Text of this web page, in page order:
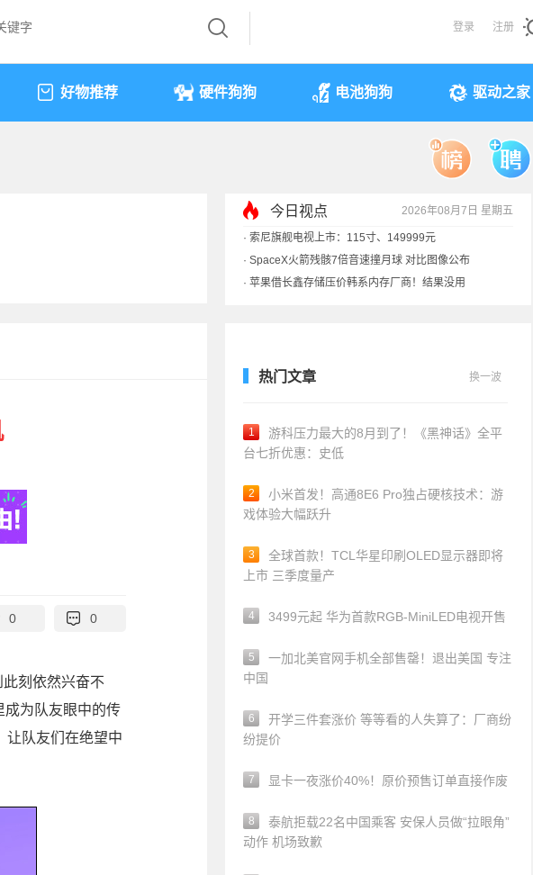
登录 注册
好物推荐 硬件狗狗 电池狗狗 驱动之家
今日视点 2026年08月7日 星期五
· 索尼旗舰电视上市：115寸、149999元
· SpaceX火箭残骸7倍音速撞月球 对比图像公布
· 苹果借长鑫存储压价韩系内存厂商！结果没用
0 0
刻依然兴奋不
成为队友眼中的传
让队友们在绝望中
热门文章 换一波
1
游科压力最大的8月到了！《黑神话》全平
台七折优惠：史低
2
小米首发！高通8E6 Pro独占硬核技术：游
戏体验大幅跃升
3
全球首款！TCL华星印刷OLED显示器即将
上市 三季度量产
4 3499元起 华为首款RGB-MiniLED电视开售
5
一加北美官网手机全部售罄！退出美国 专注
中国
6
开学三件套涨价 等等看的人失算了：厂商纷
纷提价
7 显卡一夜涨价40%！原价预售订单直接作废
8
泰航拒载22名中国乘客 安保人员做“拉眼角”
动作 机场致歉